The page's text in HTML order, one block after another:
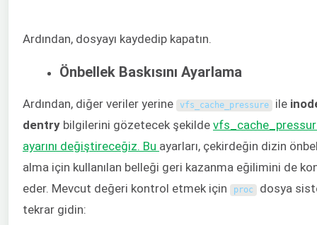
Ardından, dosyayı kaydedip kapatın.
Önbellek Baskısını Ayarlama
Ardından, diğer veriler yerine vfs_cache_pressure ile
dentry bilgilerini gözetecek şekilde
ayarını değiştireceğiz. Bu ayarları, çekirdeğin dizin
alma için kullanılan belleği geri kazanma eğilimini de
eder. Mevcut değeri kontrol etmek için
proc dosya
tekrar gidin: